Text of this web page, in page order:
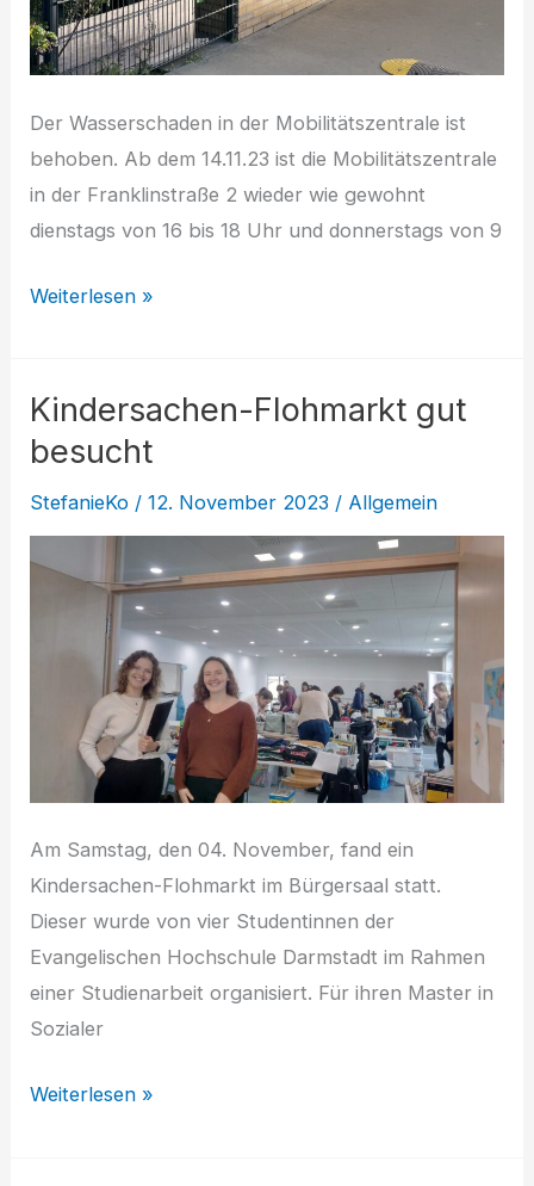
Der Wasserschaden in der Mobilitätszentrale ist
behoben. Ab dem 14.11.23 ist die Mobilitätszentrale
in der Franklinstraße 2 wieder wie gewohnt
dienstags von 16 bis 18 Uhr und donnerstags von 9
Mobilitätszentrale
Weiterlesen »
Kindersachen-Flohmarkt gut
besucht
StefanieKo /12. November 2023 / Allgemein
Am Samstag, den 04. November, fand ein
Kindersachen-Flohmarkt im Bürgersaal statt.
Dieser wurde von vier Studentinnen der
Evangelischen Hochschule Darmstadt im Rahmen
einer Studienarbeit organisiert. Für ihren Master in
Sozialer
Kindersachen-
Weiterlesen »